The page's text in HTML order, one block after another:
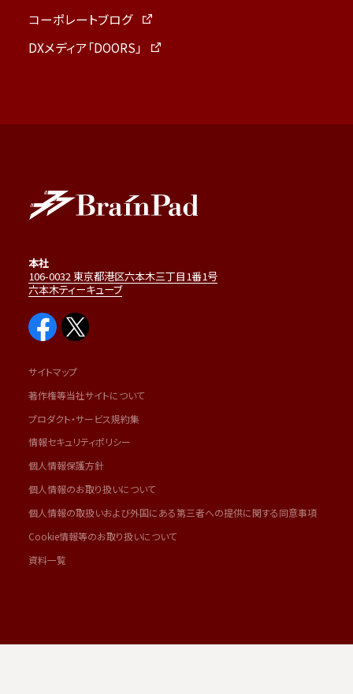
コーポレートブログ
DXメディア「DOORS」
本社
106-0032 東京都港区六本木三丁目1番1号
六本木ティーキューブ
サイトマップ
著作権等当社サイトについて
プロダクト・サービス規約集
情報セキュリティポリシー
個人情報保護方針
個人情報のお取り扱いについて
個人情報の取扱いおよび外国にある第三者への提供に関する同意事項
Cookie情報等のお取り扱いについて
資料一覧